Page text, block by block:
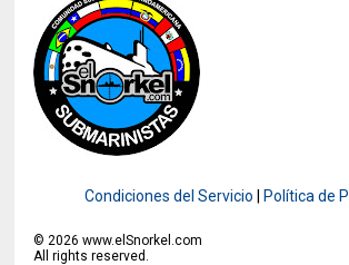
Condiciones del Servicio Política de
© 2026 www.elSnorkel.com
All rights reserved.